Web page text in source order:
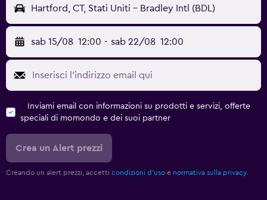
Hartford, CT, Stati Uniti - Bradley Intl (BDL)
sab 15/08 12:00 - sab 22/08 12:00
Inviami email con informazioni su prodotti e servizi, offerte
speciali di momondo e dei suoi partner
Crea un Alert prezzi
Creando un alert prezzi, accetti condizioni d'uso e normativa sulla privacy.